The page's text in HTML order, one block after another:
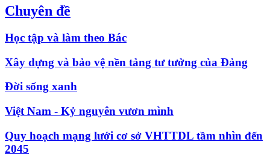
Chuyên đề
Học tập và làm theo Bác
Xây dựng và bảo vệ nền tảng tư tưởng của Đảng
Đời sống xanh
Việt Nam - Kỷ nguyên vươn mình
Quy hoạch mạng lưới cơ sở VHTTDL tầm nhìn đến
2045